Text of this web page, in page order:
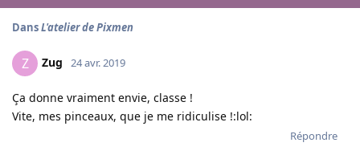
DansL'atelier de Pixmen
Z Zug 24 avr. 2019
Ça donne vraiment envie, classe !
Vite, mes pinceaux, que je me ridiculise !:lol:
Répondre